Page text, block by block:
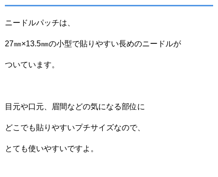
ニードルパッチは、
27㎜×13.5㎜の小型で貼りやすい長めのニードルが
ついています。
目元や口元、眉間などの気になる部位に
どこでも貼りやすいプチサイズなので、
とても使いやすいですよ。